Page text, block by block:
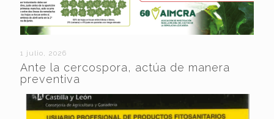
1 julio, 2026
Ante la cercospora, actúa de manera
preventiva